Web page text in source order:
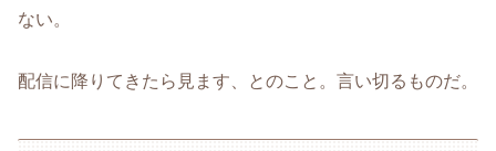
ない。
配信に降りてきたら見ます、とのこと。言い切るものだ。